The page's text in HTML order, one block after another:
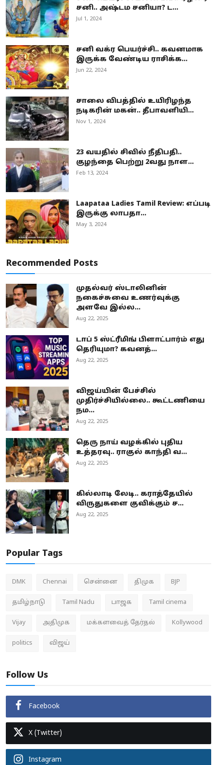
சனி.. அஷ்டம சனியா? ட...
Jul 1, 2024
சனி வக்ர பெயர்ச்சி.. கவனமாக
இருக்க வேண்டிய ராசிக்க...
Jun 22, 2024
சாலை விபத்தில் உயிரிழந்த
நடிகரின் மகன்.. தீபாவளியி...
Nov 1, 2024
23 வயதில் சிவில் நீதிபதி..
குழந்தை பெற்று 2வது நாள...
Feb 13, 2024
Laapataa Ladies Tamil Review: எப்படி
இருக்கு லாபதா...
May 3, 2024
Recommended Posts
முதல்வர் ஸ்டாலினின்
நகைச்சுவை உணர்வுக்கு
அளவே இல்ல...
Aug 22, 2025
டாப் 5 ஸ்ட்ரீமிங் பிளாட்பார்ம் எது
தெரியுமா? கவனத்...
Aug 22, 2025
விஜய்யின் பேச்சில்
முதிர்ச்சியில்லை.. கூட்டணியை
நம...
Aug 22, 2025
தெரு நாய் வழக்கில் புதிய
உத்தரவு.. ராகுல் காந்தி வ...
Aug 22, 2025
கில்லாடி லேடி.. கராத்தேயில்
விருதுகளை குவிக்கும் ச...
Aug 22, 2025
Popular Tags
DMK Chennai சென்னை திமுக BJP
தமிழ்நாடு Tamil Nadu பாஜக Tamil cinema
Vijay அதிமுக மக்களவைத் தேர்தல் Kollywood
politics விஜய்
Follow Us
Facebook
X (Twitter)
Instagram